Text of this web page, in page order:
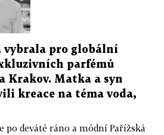
vybrala pro globální
parfémů
Krakov. Matka a syn
kreace na téma voda,
po deváté ráno a módní Pařížská